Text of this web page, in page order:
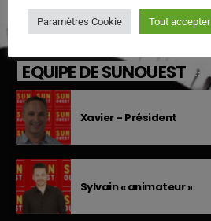
PODCASTS
EQUIPE DE SUNOUEST
Xavier – Président
Sylvain « animateur »
Paramètres Cookie Tout accepter